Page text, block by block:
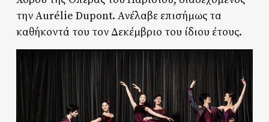
την Aurélie Dupont. Ανέλαβε επισήμως τα
καθήκοντά του τον Δεκέμβριο του ίδιου έτους.